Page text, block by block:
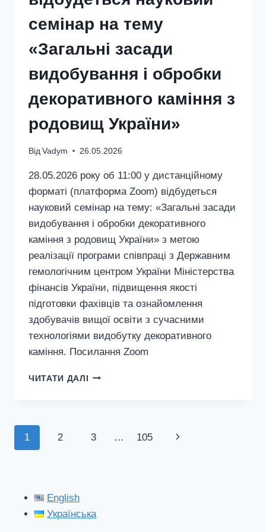
семінар на тему
«Загальні засади
видобування і обробки
декоративного каміння з
родовищ України»
Від Vadym 26.05.2026
28.05.2026 року об 11:00 у дистанційному
форматі (платформа Zoom) відбудеться
науковий семінар на тему: «Загальні засади
видобування і обробки декоративного
каміння з родовищ України» з метою
реалізації програми співпраці з Державним
гемологічним центром України Міністерства
фінансів України, підвищення якості
підготовки фахівців та ознайомлення
здобувачів вищої освіти з сучасними
технологіями видобутку декоративного
каміння. Посилання Zoom
ЧИТАТИ ДАЛІ 28.05.2026
ВІДБУДЕТЬСЯ
ЗАСАДИ
Навігація
1 2 3 … 105
Наступна
English
Українська